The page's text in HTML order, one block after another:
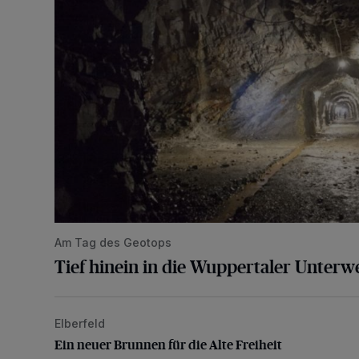
Am Tag des Geotops
Tief hinein in die Wuppertaler
Ein neuer Brunnen für die Alte Freiheit
Elberfeld
Ein neuer Brunnen für die Alte Freiheit